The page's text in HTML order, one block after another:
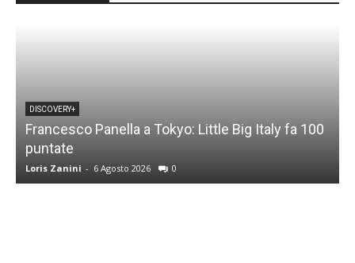
DISCOVERY+
Francesco Panella a Tokyo: Little Big Italy fa 100
puntate
Loris Zanini - 6 Agosto 2026 0